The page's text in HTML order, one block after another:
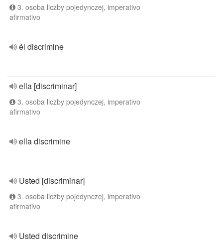
3. osoba liczby pojedynczej, imperativo
afirmativo
él discrimine
ella [discriminar]
3. osoba liczby pojedynczej, imperativo
afirmativo
ella discrimine
Usted [discriminar]
3. osoba liczby pojedynczej, imperativo
afirmativo
Usted discrimine